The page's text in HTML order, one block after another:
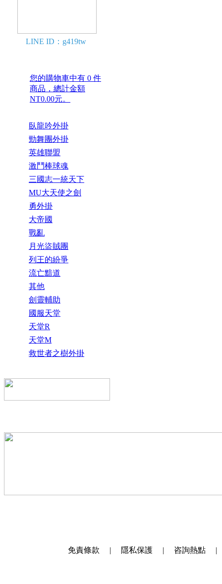
LINE ID：g419tw
您的購物車中有 0 件
商品，總計金額
NT0.00元。
臥龍吟外掛
勁舞團外掛
英雄聯盟
激鬥棒球魂
三國志一統天下
MU大天使之劍
勇外掛
大帝國
戰亂
月光盜賊團
列王的紛爭
流亡黯道
其他
劍靈輔助
國服天堂
天堂R
天堂M
救世者之樹外掛
免責條款 | 隱私保護 | 咨詢熱點